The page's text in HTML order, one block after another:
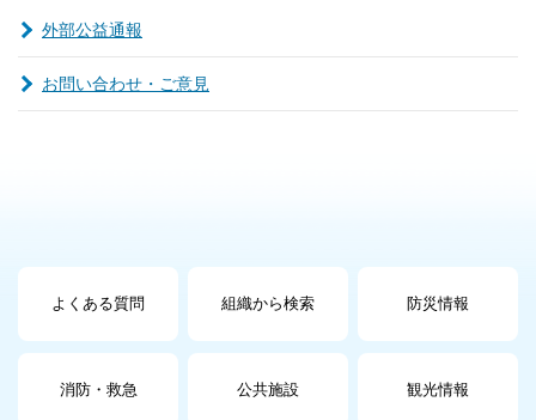
外部公益通報
お問い合わせ・ご意見
よくある質問 組織から検索 防災情報
消防・救急 公共施設 観光情報